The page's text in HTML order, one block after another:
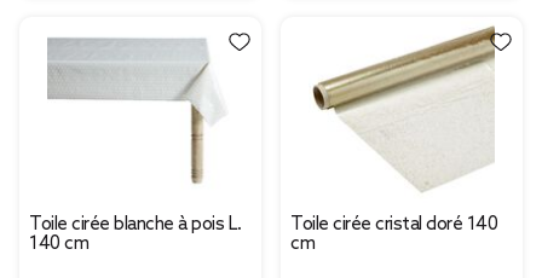
Toile cirée blanche à pois L.
140 cm
Toile cirée cristal doré 140
cm